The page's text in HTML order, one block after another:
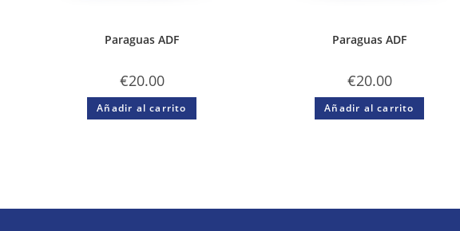
Paraguas ADF
€20.00
Añadir al carrito
Paraguas ADF
€20.00
Añadir al carrito